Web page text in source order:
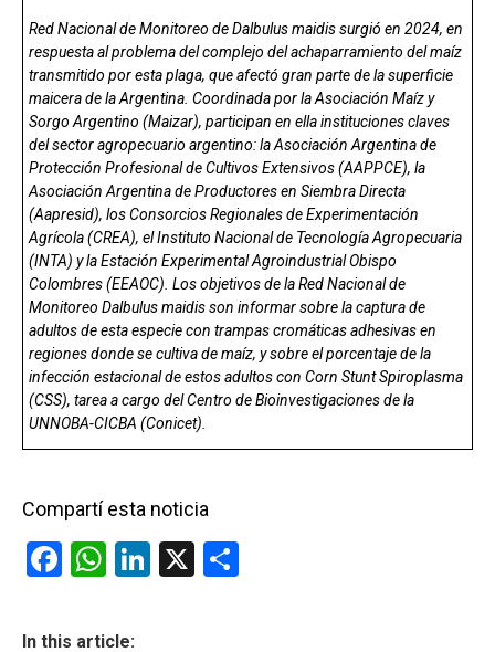
Red Nacional de Monitoreo de Dalbulus maidis surgió en 2024, en
respuesta al problema del complejo del achaparramiento del maíz
transmitido por esta plaga, que afectó gran parte de la superficie
maicera de la Argentina. Coordinada por la Asociación Maíz y
Sorgo Argentino (Maizar), participan en ella instituciones claves
del sector agropecuario argentino: la Asociación Argentina de
Protección Profesional de Cultivos Extensivos (AAPPCE), la
Asociación Argentina de Productores en Siembra Directa
(Aapresid), los Consorcios Regionales de Experimentación
Agrícola (CREA), el Instituto Nacional de Tecnología Agropecuaria
(INTA) y la Estación Experimental Agroindustrial Obispo
Colombres (EEAOC). Los objetivos de la Red Nacional de
Monitoreo Dalbulus maidis son informar sobre la captura de
adultos de esta especie con trampas cromáticas adhesivas en
regiones donde se cultiva de maíz, y sobre el porcentaje de la
infección estacional de estos adultos con Corn Stunt Spiroplasma
(CSS), tarea a cargo del Centro de Bioinvestigaciones de la
UNNOBA-CICBA (Conicet).
Compartí esta noticia
F
ce
W
at
Li
X
In this article: